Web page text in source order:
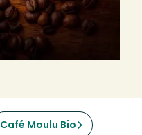
Café Moulu Bio